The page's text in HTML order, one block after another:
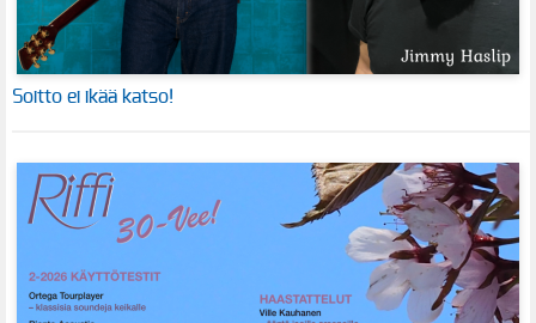
Soitto ei ikää katso!